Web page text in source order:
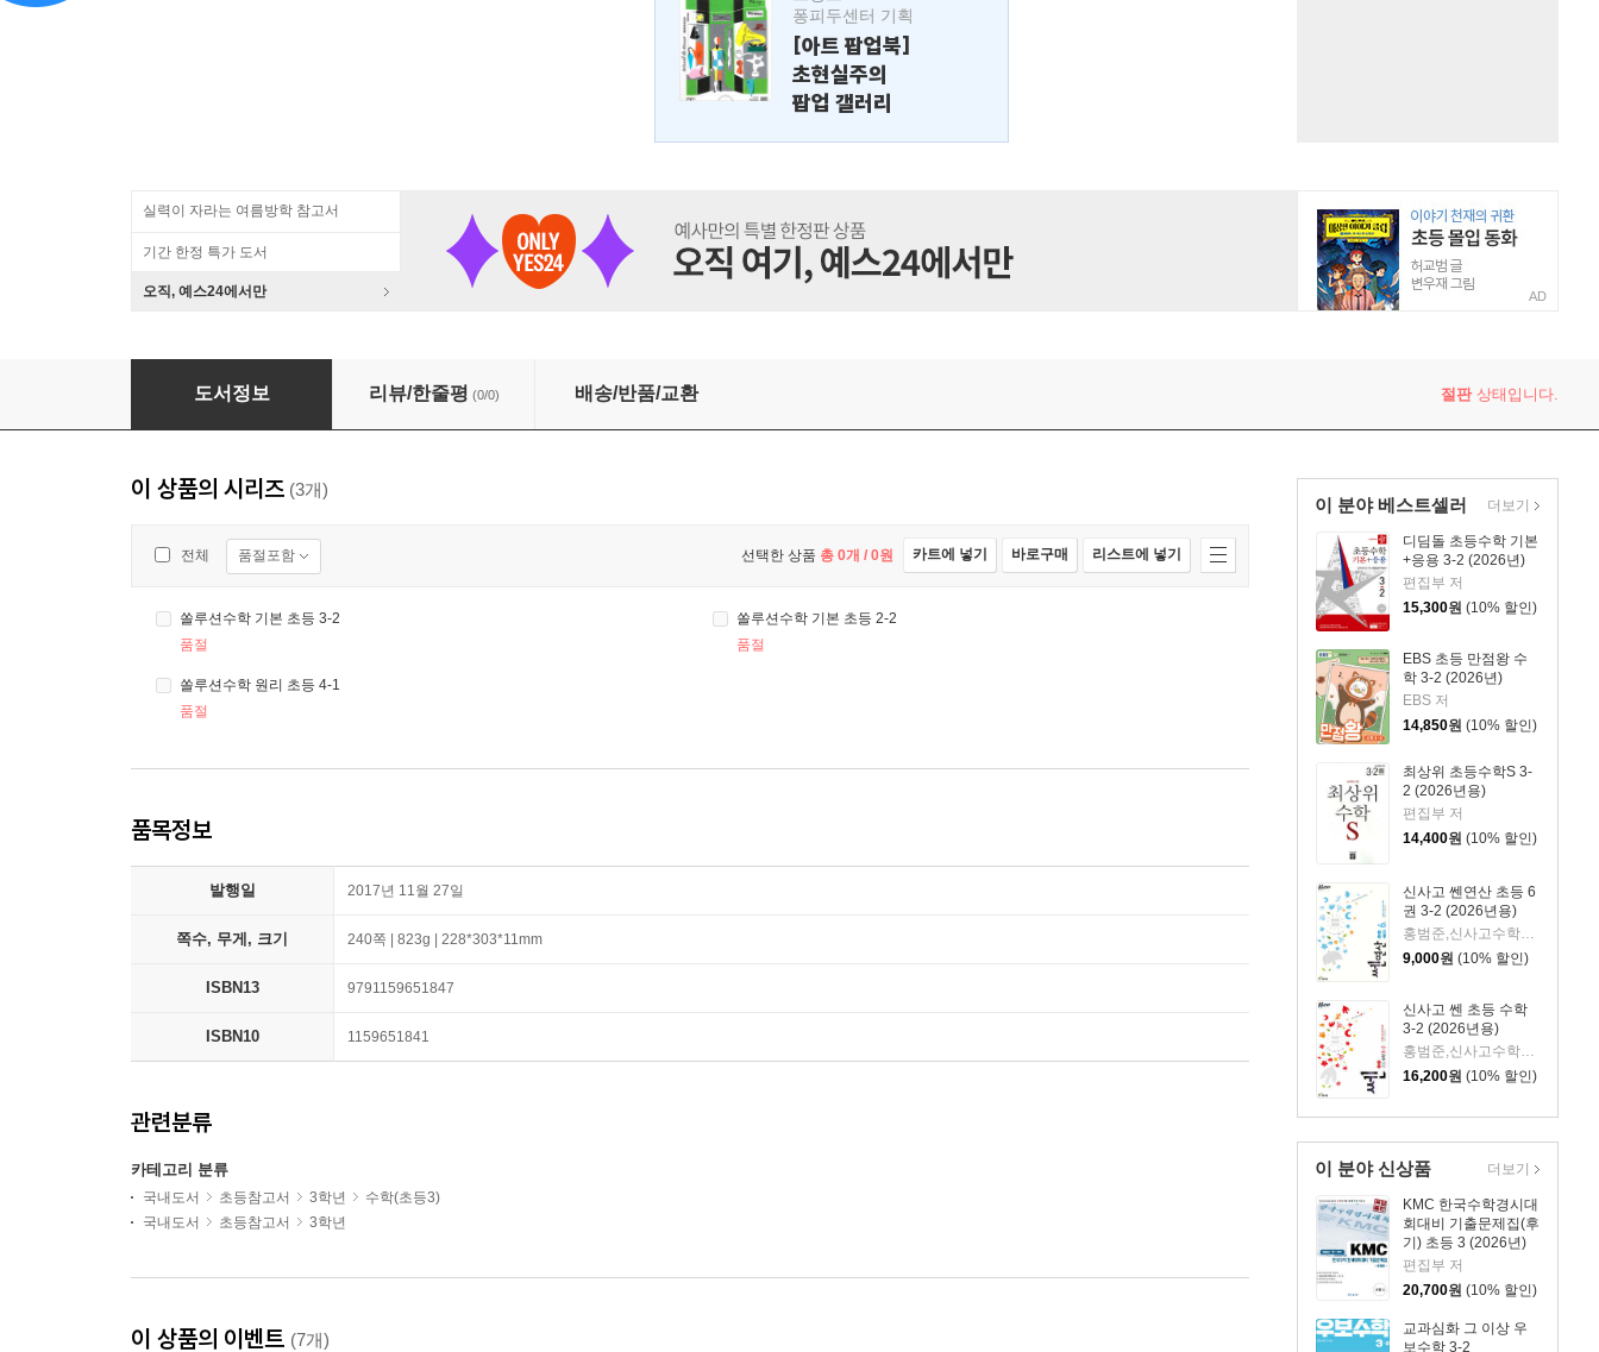
퐁피두센터 기획
[아트 팝업북]
초현실주의
팝업 갤러리
실력이 자라는 여름방학 참고서
기간 한정 특가 도서
오직, 예스24에서만 AD
쏠루션수학 원리 초등 3-1
도서정보 리뷰/한줄평 (0/0) 배송/반품/교환 절판상태입니다.
이 분야 베스트셀러
디딤돌 초등수학 기본
+응용 3-2 (2026년)
편집부 저
15,300원 (10% 할인)
EBS 초등 만점왕 수
학 3-2 (2026년)
EBS 저
14,850원 (10% 할인)
최상위 초등수학S 3-
2 (2026년용)
편집부 저
14,400원 (10% 할인)
신사고 쎈연산 초등 6
권 3-2 (2026년용)
9,000원 (10% 할인)
신사고 쎈 초등 수학
3-2 (2026년용)
16,200원 (10% 할인)
더보기
이 분야 신상품
KMC 한국수학경시대
회대비 기출문제집(후
기) 초등 3 (2026년)
편집부 저
20,700원 (10% 할인)
교과심화 그 이상 우
보수학 3-2
더보기
이 상품의 시리즈 (3개)
전체 품절포함 선택한 상품 총 0개 / 0원 카트에 넣기 바로구매 리스트에 넣기
쏠루션수학 기본 초등 3-2
품절
쏠루션수학 기본 초등 2-2
품절
쏠루션수학 원리 초등 4-1
품절
품목정보
발행일 2017년 11월 27일
쪽수, 무게, 크기 240쪽 | 823g | 228*303*11mm
ISBN13 9791159651847
ISBN10 1159651841
관련분류
카테고리 분류
국내도서 초등참고서 3학년
수학(초등3)
국내도서
초등참고서 3학년
이 상품의 이벤트 (7개)